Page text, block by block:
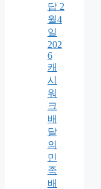
답 2
월4
일
202
6
캐
시
워
크
배
달
의
민
족
배